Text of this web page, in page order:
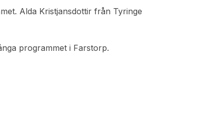
Alda Kristjansdottir från Tyringe
programmet i Farstorp.